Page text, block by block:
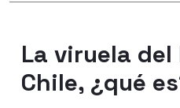
La viruela del
Chile, ¿qué